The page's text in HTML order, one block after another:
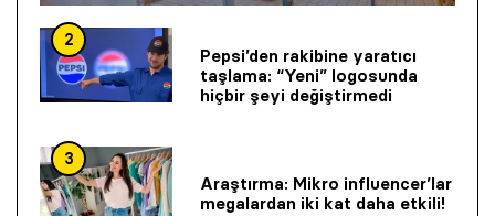
2
Pepsi’den rakibine yaratıcı
taşlama: “Yeni” logosunda
hiçbir şeyi değiştirmedi
3
Araştırma: Mikro influencer’lar
megalardan iki kat daha etkili!